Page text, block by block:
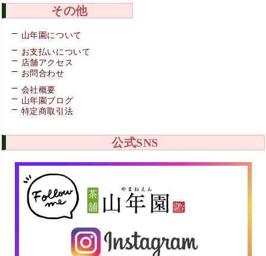
その他
山年園について
お支払いについて
店舗アクセス
お問合わせ
会社概要
山年園ブログ
特定商取引法
公式SNS